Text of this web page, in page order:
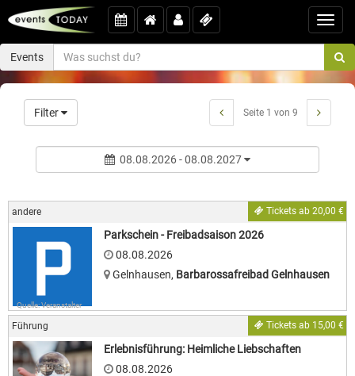
Events
Filter Seite 1 von 9
08.08.2026 - 08.08.2027
andere Tickets ab 20,00 €
Quelle: Veranstalter
Parkschein - Freibadsaison 2026
08.08.2026
Gelnhausen, Barbarossafreibad Gelnhausen
Führung Tickets ab 15,00 €
Erlebnisführung: Heimliche Liebschaften
08.08.2026